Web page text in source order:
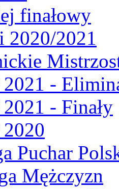
finałowy
2020/2021
-
- Finały
Puchar
Mężczyzn